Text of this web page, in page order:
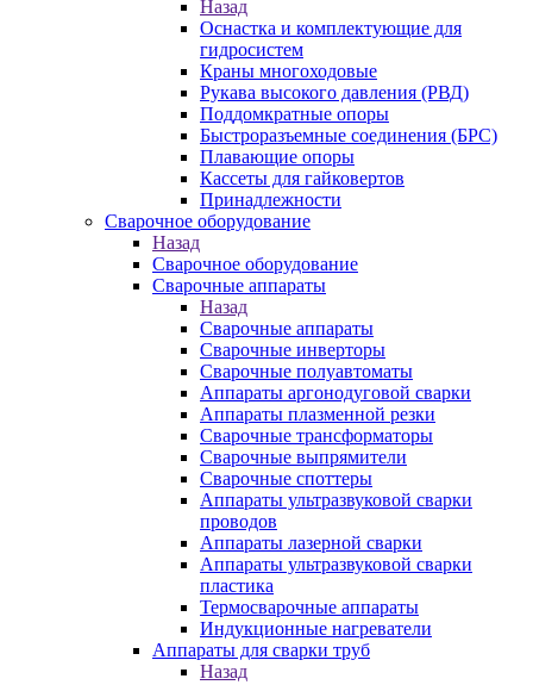
Назад
Оснастка и комплектующие для
гидросистем
Краны многоходовые
Рукава высокого давления (РВД)
Поддомкратные опоры
Быстроразъемные соединения (БРС)
Плавающие опоры
Кассеты для гайковертов
Принадлежности
Сварочное оборудование
Назад
Сварочное оборудование
Сварочные аппараты
Назад
Сварочные аппараты
Сварочные инверторы
Сварочные полуавтоматы
Аппараты аргонодуговой сварки
Аппараты плазменной резки
Сварочные трансформаторы
Сварочные выпрямители
Сварочные споттеры
Аппараты ультразвуковой сварки
проводов
Аппараты лазерной сварки
Аппараты ультразвуковой сварки
пластика
Термосварочные аппараты
Индукционные нагреватели
Аппараты для сварки труб
Назад